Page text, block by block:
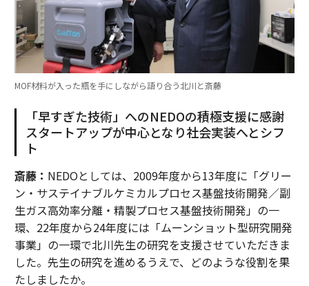
MOF材料が入った瓶を手にしながら語り合う北川と斎藤
「早すぎた技術」へのNEDOの積極支援に感謝
スタートアップが中心となり社会実装へとシフ
ト
斎藤： NEDOとしては、2009年度から13年度に「グリー
ン・サステイナブルケミカルプロセス基盤技術開発／副
生ガス高効率分離・精製プロセス基盤技術開発」の一
環、22年度から24年度には「ムーンショット型研究開発
事業」の一環で北川先生の研究を支援させていただきま
した。先生の研究を進めるうえで、どのような役割を果
たしましたか。